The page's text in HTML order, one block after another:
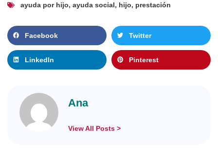
ayuda por hijo, ayuda social, hijo, prestación
Facebook Twitter
LinkedIn Pinterest
Ana
View All Posts >